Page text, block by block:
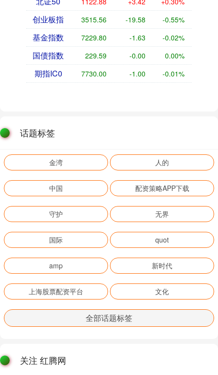
创业板指 3515.56 -19.58 -0.55%
基金指数 7229.80 -1.63 -0.02%
国债指数 229.59 -0.00 0.00%
期指IC0 7730.00 -1.00 -0.01%
话题标签
金湾 人的
中国 配资策略APP下载
守护 无界
国际 quot
amp 新时代
上海股票配资平台 文化
全部话题标签
关注 红腾网